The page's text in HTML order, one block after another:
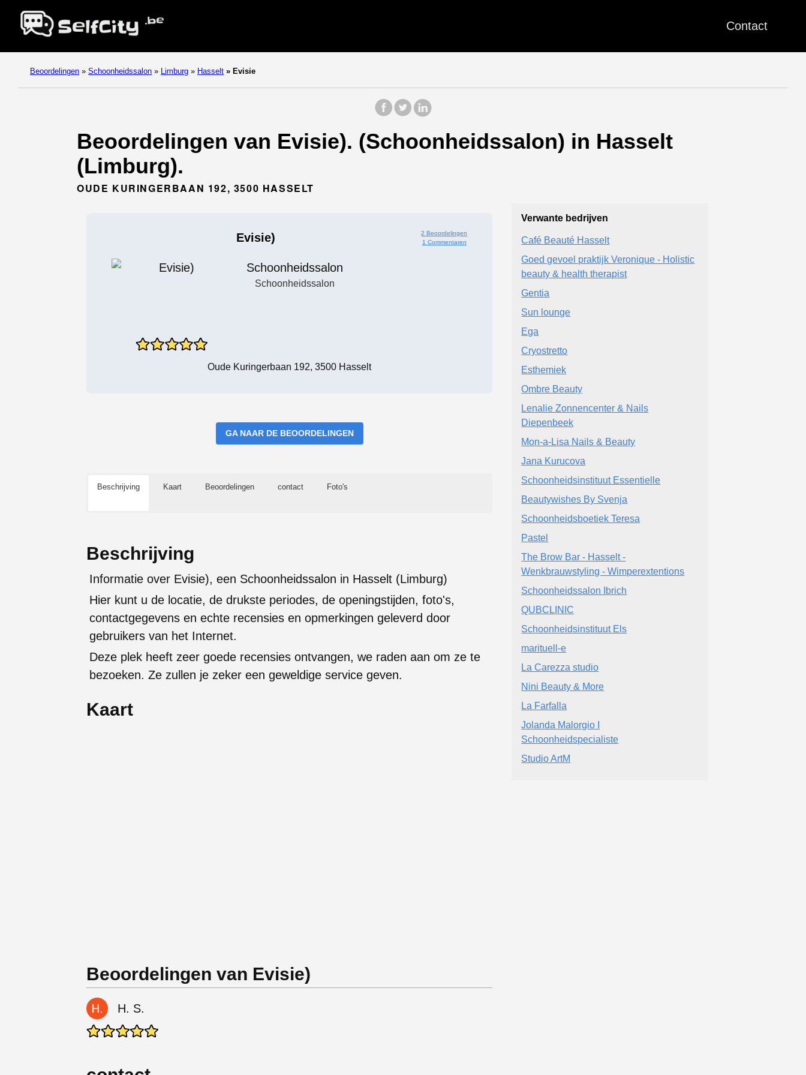
Contact
Beoordelingen » Schoonheidssalon » Limburg » Hasselt » Evisie
Beoordelingen van Evisie). (Schoonheidssalon) in Hasselt
(Limburg).
OUDE KURINGERBAAN 192, 3500 HASSELT
Evisie)
2 Beoordelingen
1 Commentaren
Schoonheidssalon
Schoonheidssalon
Oude Kuringerbaan 192, 3500 Hasselt
GA NAAR DE BEOORDELINGEN
Beschrijving Kaart Beoordelingen contact Foto's
Beschrijving
Informatie over Evisie), een Schoonheidssalon in Hasselt (Limburg)
Hier kunt u de locatie, de drukste periodes, de openingstijden, foto's,
contactgegevens en echte recensies en opmerkingen geleverd door
gebruikers van het Internet.
Deze plek heeft zeer goede recensies ontvangen, we raden aan om ze te
bezoeken. Ze zullen je zeker een geweldige service geven.
Kaart
Beoordelingen van Evisie)
H. S.
Verwante bedrijven
Café Beauté Hasselt
Goed gevoel praktijk Veronique - Holistic
beauty & health therapist
Gentia
Sun lounge
Ega
Cryostretto
Esthemiek
Ombre Beauty
Lenalie Zonnencenter & Nails
Diepenbeek
Mon-a-Lisa Nails & Beauty
Jana Kurucova
Schoonheidsinstituut Essentielle
Beautywishes By Svenja
Schoonheidsboetiek Teresa
Pastel
The Brow Bar - Hasselt -
Wenkbrauwstyling - Wimperextentions
Schoonheidssalon Ibrich
QUBCLINIC
Schoonheidsinstituut Els
marituell-e
La Carezza studio
Nini Beauty & More
La Farfalla
Jolanda Malorgio I
Schoonheidspecialiste
Studio ArtM